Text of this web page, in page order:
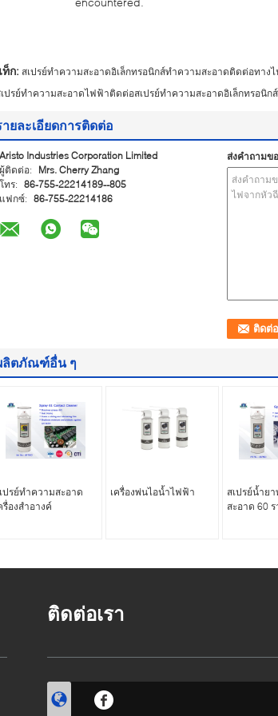
ก: สเปรย์ทำความสะอาดอิเล็กทรอนิกส์ทำความสะอาดติดต่อทาง
ปรย์ทำความสะอาดไฟฟ้าติดต่อสเปรย์ทำความสะอาดอิเล็กทรอนิกส์
ายละเอียดการติดต่อ
Aristo Industries Corporation Limited
ผู้ติดต่อ:
Mrs. Cherry Zhang
โทร: 86-755-22214189--805
แฟกซ์: 86-755-22214186
ส่งคำถามข
ลิตภัณฑ์อื่น ๆ
ปรย์ทำความสะอาด
รื่องสำอางค์
เครื่องพ่นไอน้ำไฟฟ้า
สเปรย์น้ำย
สะอาด 60 ร
ติดต่อเรา